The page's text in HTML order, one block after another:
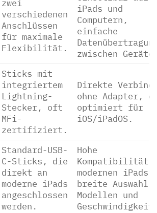
zwei
verschiedenen
Anschlüssen
für maximale
Flexibilität.
iPads und
Computern,
einfache
zwischen
Sticks mit
integriertem
Lightning-
Stecker, oft
MFi-
zertifiziert.
Direkte
ohne Adapter,
optimiert für
iOS/iPadOS.
Standard-USB-
C-Sticks, die
direkt an
moderne iPads
angeschlossen
werden.
Hohe
Kompatibilität
modernen iPads,
breite Auswahl
Modellen und